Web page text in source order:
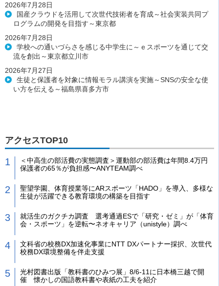
2026年7月28日
国産クラウドを活用して次世代技術者を育成～社会実装共同プ
ログラムの開発を目指す～東京都
2026年7月28日
学校への通いづらさを感じる中学生に～ｅスポーツを通じて交
流を創出～東京都立川市
2026年7月27日
生徒と保護者を対象に情報モラル講演を実施～SNSの安全な使
い方を伝える～福島県喜多方市
アクセスTOP10
＜中高生の部活費の実態調査＞運動部の部活費は年間8.4万円
保護者の65％が負担感〜ANYTEAM調べ
聖望学園、体育授業等にARスポーツ「HADO」を導入、多様な
生徒が活躍できる教育環境の構築を目指す
就活生のガクチカ調査 選考通過ESで「研究・ゼミ」が「体育
会・スポーツ」を逆転〜ネオキャリア（unistyle）調べ
文科省の校務DX加速化事業にNTT DXパートナー採択、次世代
校務DX環境整備を伴走支援
光村図書出版「教科書のひみつ展」8/6-11に日本橋三越で開
催 懐かしの国語教科書や表紙の工夫を紹介